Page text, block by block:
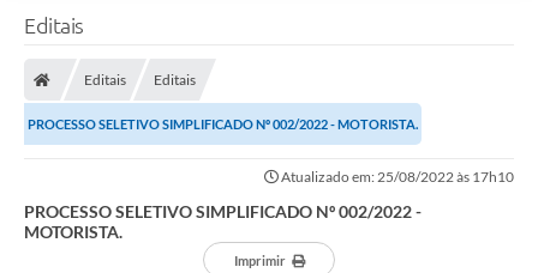
Editais
Editais Editais
PROCESSO SELETIVO SIMPLIFICADO Nº 002/2022 - MOTORISTA.
Atualizado em: 25/08/2022 às 17h10
PROCESSO SELETIVO SIMPLIFICADO Nº 002/2022 -
MOTORISTA.
Imprimir